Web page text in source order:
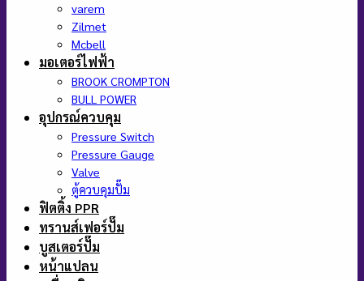
varem
Zilmet
Mcbell
มอเตอร์ไฟฟ้า
BROOK CROMPTON
BULL POWER
อุปกรณ์ควบคุม
Pressure Switch
Pressure Gauge
Valve
ตู้ควบคุมปั๊ม
ฟิตติ้ง PPR
ทรานส์เฟอร์ปั๊ม
บูสเตอร์ปั๊ม
หน้าแปลน